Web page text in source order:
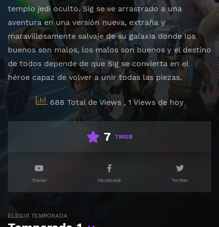
templo jedi oculto. Sig se ve arrastrado a una
aventura en una versión nueva, extraña y
maravillosamente salvaje de su galaxia donde los
buenos son malos, los malos son buenos y el destino
de todos depende de que Sig se convierta en el
héroe capaz de volver a unir todas las piezas.
688 Total de Views , 1 Views de hoy
7 TMDB
Trailer Facebook Twitter
ELEGIR TEMPORADA